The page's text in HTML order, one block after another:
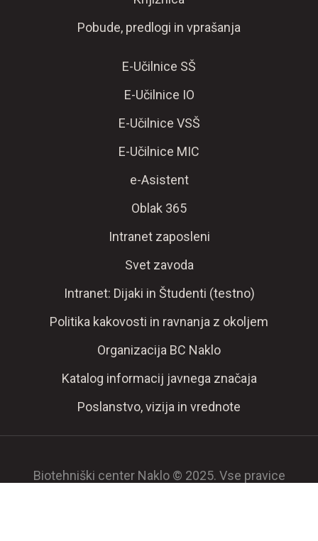
Pobude, predlogi in vprašanja
E-Učilnice SŠ
E-Učilnice IO
E-Učilnice VSŠ
E-Učilnice MIC
e-Asistent
Oblak 365
Intranet zaposleni
Svet zavoda
Intranet: Dijaki in Študenti (testno)
Politika kakovosti in ravnanja z okoljem
Organizacija BC Naklo
Katalog informacij javnega značaja
Poslanstvo, vizija in vrednote
Biotehniški center Naklo © 2025. Vse pravice